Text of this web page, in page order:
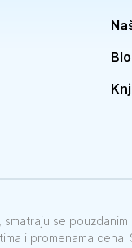
se
i promenama